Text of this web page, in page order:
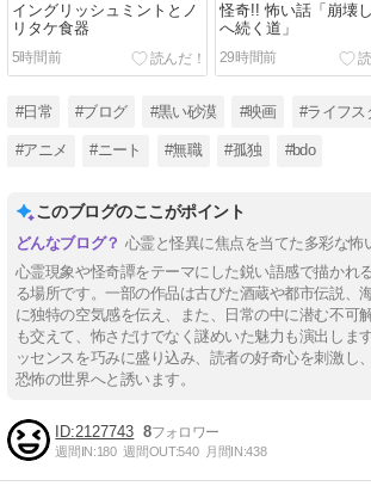
イングリッシュミントとノ
リタケ食器
5時間前
怪奇!! 怖い話「崩壊
へ続く道」
29時間前
#日常 #ブログ #黒い砂漠 #映画 #ライフス
#アニメ #ニート #無職 #孤独 #bdo
このブログのここがポイント
心霊と怪異に焦点を当てた多彩な怖
心霊現象や怪奇譚をテーマにした鋭い語感で描かれ
る場所です。一部の作品は古びた酒蔵や都市伝説、
に独特の空気感を伝え、また、日常の中に潜む不可
も交えて、怖さだけでなく謎めいた魅力も演出しま
ッセンスを巧みに盛り込み、読者の好奇心を刺激し
恐怖の世界へと誘います。
2127743 8
週間IN:180 週間OUT:540 月間IN:438